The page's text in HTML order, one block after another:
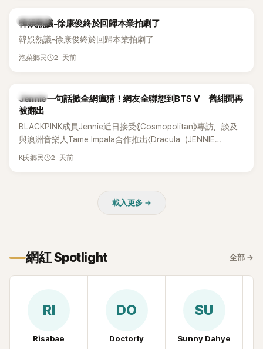
熱議討論
韓娛熱議-徐康俊終於回歸本業拍劇了
韓娛熱議-徐康俊終於回歸本業拍劇了
泡菜鄉民 2 天前
K-POP
Jennie一句話掀全網瘋猜！網友全聯想到BTS V 舊緋聞再
被翻出
BLACKPINK成員Jennie近日接受《Cosmopolitan》專訪，談及
與澳洲音樂人Tame Impala合作推出〈Dracula（JENNIE
Remix）〉的幕後故事，沒想到她一句關於「共同朋友」的回答，
K氏鄉民 2 天前
載入更多 →
網紅 Spotlight 全部 →
RI
Risabae
DO
Doctorly
SU
Sunny Dahye